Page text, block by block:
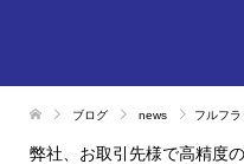
ブログ news フルフ
弊社、お取引先様で高精度